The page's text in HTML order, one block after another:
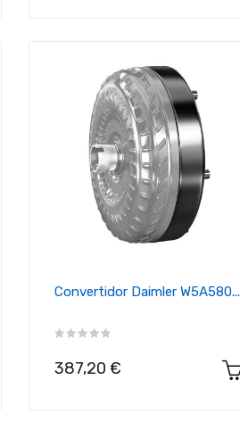
Convertidor Daimler W5A580...
Precio
387,20 €